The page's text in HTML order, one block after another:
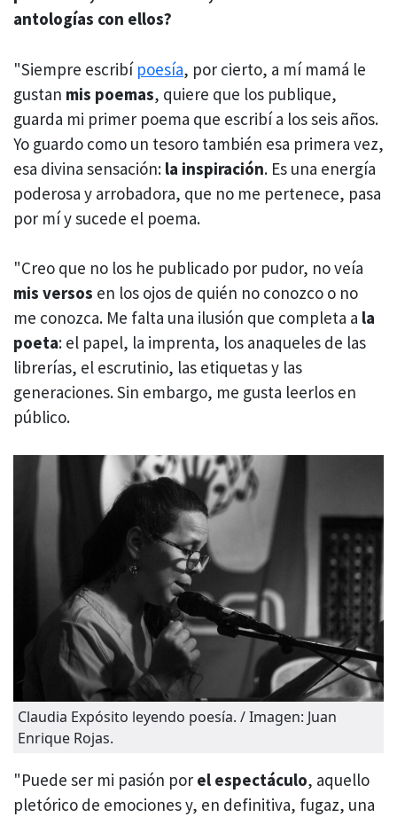
antologías con ellos?
"Siempre escribí poesía, por cierto, a mí mamá le
gustan mis poemas, quiere que los publique,
guarda mi primer poema que escribí a los seis años.
Yo guardo como un tesoro también esa primera vez,
esa divina sensación: la inspiración. Es una energía
poderosa y arrobadora, que no me pertenece, pasa
por mí y sucede el poema.
"Creo que no los he publicado por pudor, no veía
mis versos en los ojos de quién no conozco o no
me conozca. Me falta una ilusión que completa a la
poeta: el papel, la imprenta, los anaqueles de las
librerías, el escrutinio, las etiquetas y las
generaciones. Sin embargo, me gusta leerlos en
público.
Claudia Expósito leyendo poesía. / Imagen: Juan
Enrique Rojas.
"Puede ser mi pasión por el espectáculo, aquello
pletórico de emociones y, en definitiva, fugaz, una